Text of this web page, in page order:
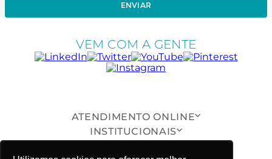
ENVIAR
VEM COM A GENTE
ATENDIMENTO ONLINE
INSTITUCIONAIS